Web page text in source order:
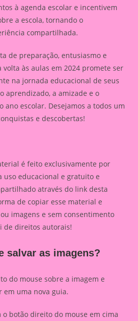
à agenda escolar e incentivem
a escola, tornando o
compartilhada.
de preparação, entusiasmo e
às aulas em 2024 promete ser
na jornada educacional de seus
aprendizado, a amizade e o
ano escolar. Desejamos a todos um
e descobertas!
é feito exclusivamente por
uso educacional e gratuito e
através do link desta
de copiar esse material e
imagens e sem consentimento
de direitos autorais!
salvar as imagens?
do mouse sobre a imagem e
em uma nova guia.
o botão direito do mouse em cima